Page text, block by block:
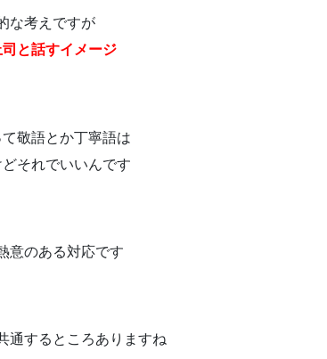
な考えですが
と話すイメージ
敬語とか丁寧語は
それでいいんです
意のある対応です
通するところありますね